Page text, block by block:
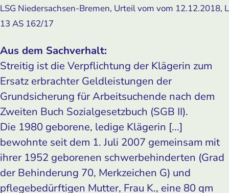
LSG Niedersachsen-Bremen, Urteil vom vom 12.12.2018, L
13 AS 162/17
Aus dem Sachverhalt:
Streitig ist die Verpflichtung der Klägerin zum
Ersatz erbrachter Geldleistungen der
Grundsicherung für Arbeitsuchende nach dem
Zweiten Buch Sozialgesetzbuch (SGB II).
Die 1980 geborene, ledige Klägerin [...]
bewohnte seit dem 1. Juli 2007 gemeinsam mit
ihrer 1952 geborenen schwerbehinderten (Grad
der Behinderung 70, Merkzeichen G) und
pflegebedürftigen Mutter, Frau K., eine 80 qm